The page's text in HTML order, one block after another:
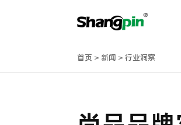
首页 > 新闻 > 行业洞察